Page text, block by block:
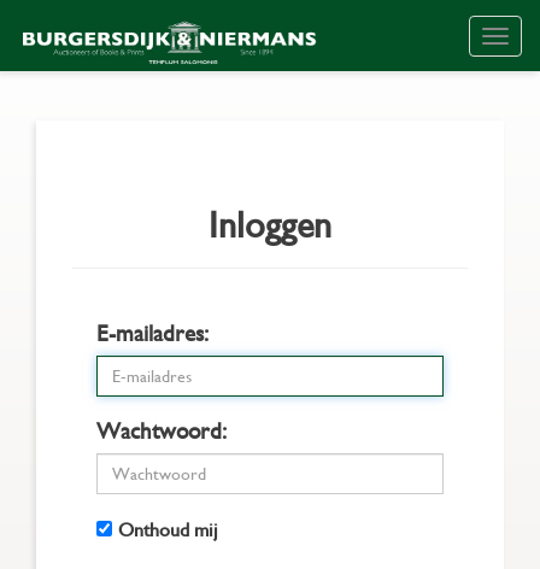
Inloggen
E-mailadres:
Wachtwoord:
Onthoud mij